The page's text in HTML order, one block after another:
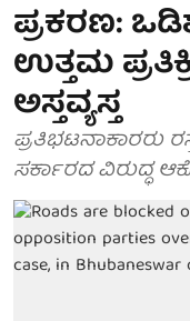
ಪ್ರಕರಣ:
ಉತ್ತಮ
ಅಸ್ತವ್ಯಸ್ತ
ಪ್ರತಿಭಟನಾಕಾರರು
ಸರ್ಕಾರದ ವಿರುದ್ಧ